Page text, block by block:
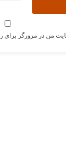
من در مرورگر